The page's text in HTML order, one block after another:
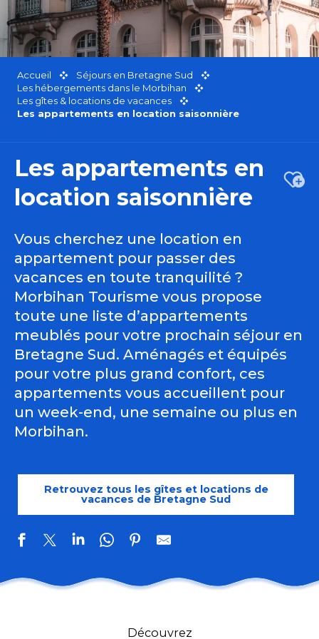
Accueil
Séjours en Bretagne Sud
Les hébergements dans le Morbihan
Les gîtes & locations de vacances
Les appartements en location saisonnière
Les appartements en
location saisonnière
Vous cherchez une location en
appartement pour passer des
vacances en toute tranquilité ?
Morbihan Tourisme vous propose
toute une liste d’appartements
meublés pour votre prochain séjour en
Bretagne Sud. Aménagés et équipés
pour votre plus grand confort, ces
appartements vous accueillent pour
un week-end, une semaine ou plus en
Morbihan.
Retrouvez tous les gîtes et locations de
vacances de Bretagne Sud
Découvrez